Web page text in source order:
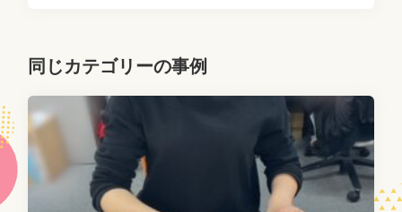
同じカテゴリーの事例